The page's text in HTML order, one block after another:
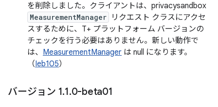
を削除しました。クライアントは、privacysandbox
MeasurementManager
リクエスト クラスにアクセ
スするために、T+ プラットフォーム バージョンの
チェックを行う必要はありません。新しい動作で
は、 MeasurementManager は null になります。
（Ieb105）
バージョン 1.1.0-beta01